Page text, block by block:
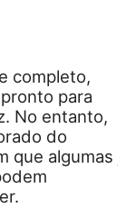
completo,
para
No entanto,
do
que algumas